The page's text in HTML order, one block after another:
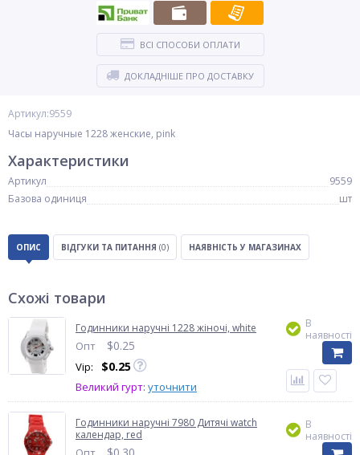
Артикул:9559
Часы наручные 1228 женские, pink
ВСІ СПОСОБИ ОПЛАТИ
ДОКЛАДНІШЕ ПРО ДОСТАВКУ
Характеристики
Артикул
9559
Базова одиниця
шт
ОПИС ВІДГУКИ ТА ПИТАННЯ (0) НАЯВНІСТЬ У МАГАЗИНАХ
Схожі товари
Годинники наручні 1228 жіночі, white
Опт $0.25
Vip: $0.25
Великий гурт: уточнити
В
наявності
Годинники наручні 7980 Дитячі watch
календар, red
В
наявності